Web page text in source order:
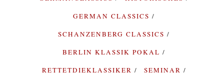
GERMAN CLASSICS
SCHANZENBERG CLASSICS
BERLIN KLASSIK POKAL
RETTETDIEKLASSIKER
SEMINAR